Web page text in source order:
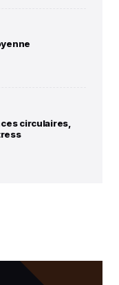
circulaires,